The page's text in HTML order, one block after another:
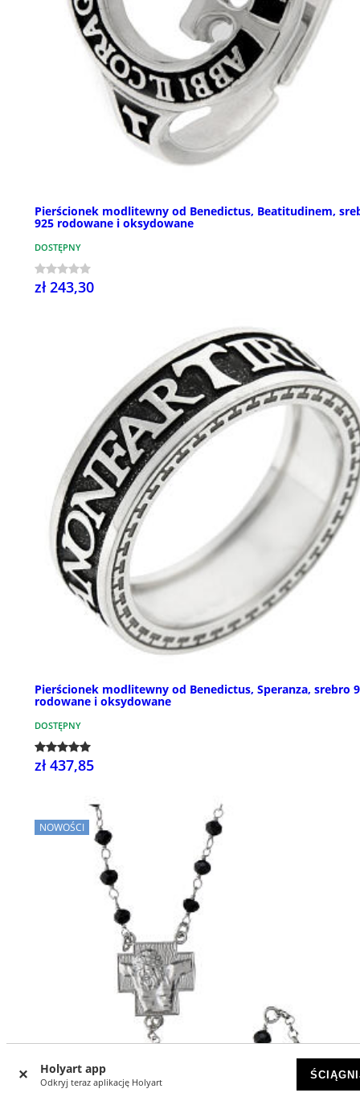
Holyart app
Odkryj teraz aplikację Holyart
Pierścionek modlitewny od Benedictus, Beatitudinem,
925 rodowane i oksydowane
DOSTĘPNY
zł 243,30
Pierścionek modlitewny od Benedictus, Speranza, srebro
rodowane i oksydowane
DOSTĘPNY
zł 437,85
NOWOŚCI